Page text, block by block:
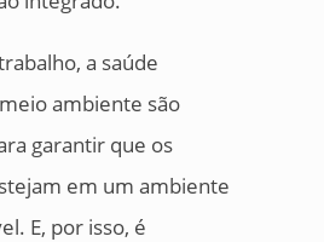
a saúde
ambiente são
garantir que os
em um ambiente
E, por isso, é